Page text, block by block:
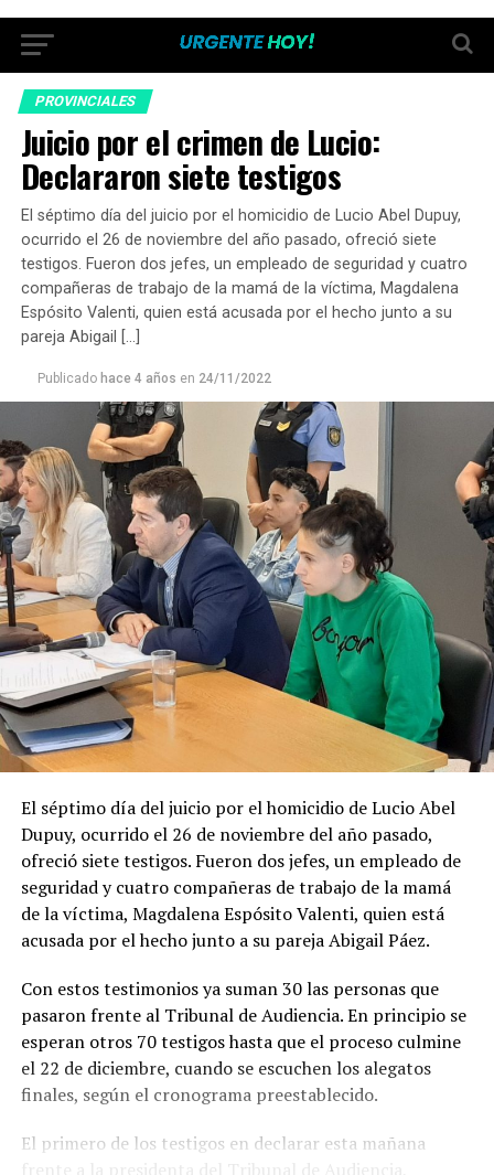
PROVINCIALES
Juicio por el crimen de Lucio:
Declararon siete testigos
El séptimo día del juicio por el homicidio de Lucio Abel Dupuy,
ocurrido el 26 de noviembre del año pasado, ofreció siete
testigos. Fueron dos jefes, un empleado de seguridad y cuatro
compañeras de trabajo de la mamá de la víctima, Magdalena
Espósito Valenti, quien está acusada por el hecho junto a su
pareja Abigail […]
Publicado hace 4 años en 24/11/2022
El séptimo día del juicio por el homicidio de Lucio Abel
Dupuy, ocurrido el 26 de noviembre del año pasado,
ofreció siete testigos. Fueron dos jefes, un empleado de
seguridad y cuatro compañeras de trabajo de la mamá
de la víctima, Magdalena Espósito Valenti, quien está
acusada por el hecho junto a su pareja Abigail Páez.
Con estos testimonios ya suman 30 las personas que
pasaron frente al Tribunal de Audiencia. En principio se
esperan otros 70 testigos hasta que el proceso culmine
el 22 de diciembre, cuando se escuchen los alegatos
finales, según el cronograma preestablecido.
El primero de los testigos en declarar esta mañana